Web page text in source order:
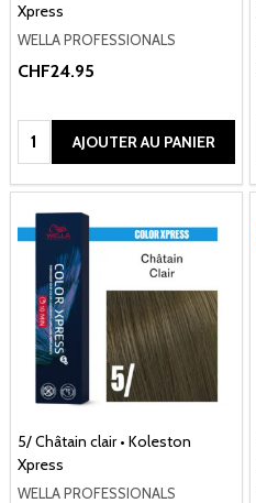
Xpress
WELLA PROFESSIONALS
CHF24.95
Quantité:AJOUTER AU PANIER
5/ Châtain clair • Koleston
Xpress
WELLA PROFESSIONALS